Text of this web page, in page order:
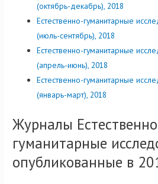
(октябрь-декабрь), 2018
Естественно-гуманитарные
(июль-сентябрь), 2018
Естественно-гуманитарные
(апрель-июнь), 2018
Естественно-гуманитарные
(январь-март), 2018
Журналы
гуманитарные
опубликованные в